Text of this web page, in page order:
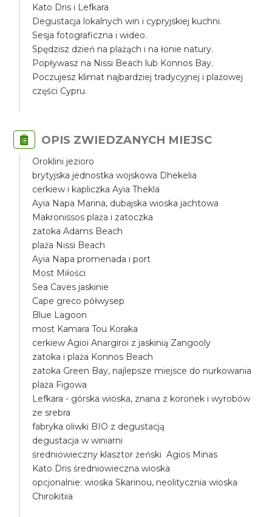
Kato Dris i Lefkara
Degustacja lokalnych win i cypryjskiej kuchni.
Sesja fotograficzna i wideo.
Spędzisz dzień na plażąch i na łonie natury.
Popływasz na Nissi Beach lub Konnos Bay.
Poczujesz klimat najbardziej tradycyjnej i plażowej
części Cypru.
OPIS ZWIEDZANYCH MIEJSC
Oroklini jezioro
brytyjska jednostka wojskowa Dhekelia
cerkiew i kapliczka Ayia Thekla
Ayia Napa Marina, dubajska wioska jachtowa
Makronissos plaża i zatoczka
zatoka Adams Beach
plaża Nissi Beach
Ayia Napa promenada i port
Most Miłości
Sea Caves jaskinie
Cape greco półwysep
Blue Lagoon
most Kamara Tou Koraka
cerkiew Agioi Anargiroi z jaskinią Zangooly
zatoka i plaża Konnos Beach
zatoka Green Bay, najlepsze miejsce do nurkowania
plaża Figowa
Lefkara - górska wioska, znana z koronek i wyrobów
ze srebra
fabryka oliwki BIO z degustacją
degustacja w winiarni
średniowieczny klasztor żeński Agios Minas
Kato Dris średniowieczna wioska
opcjonalnie: wioska Skarinou, neolitycznia wioska
Chirokitiia